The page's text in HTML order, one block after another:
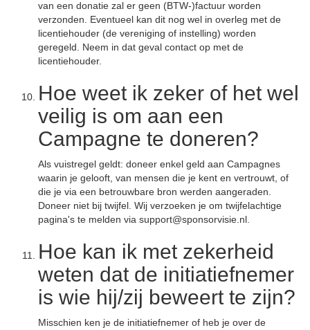
van een donatie zal er geen (BTW-)factuur worden
verzonden. Eventueel kan dit nog wel in overleg met de
licentiehouder (de vereniging of instelling) worden
geregeld. Neem in dat geval contact op met de
licentiehouder.
Hoe weet ik zeker of het wel
veilig is om aan een
Campagne te doneren?
Als vuistregel geldt: doneer enkel geld aan Campagnes
waarin je gelooft, van mensen die je kent en vertrouwt, of
die je via een betrouwbare bron werden aangeraden.
Doneer niet bij twijfel. Wij verzoeken je om twijfelachtige
pagina's te melden via support@sponsorvisie.nl.
Hoe kan ik met zekerheid
weten dat de initiatiefnemer
is wie hij/zij beweert te zijn?
Misschien ken je de initiatiefnemer of heb je over de